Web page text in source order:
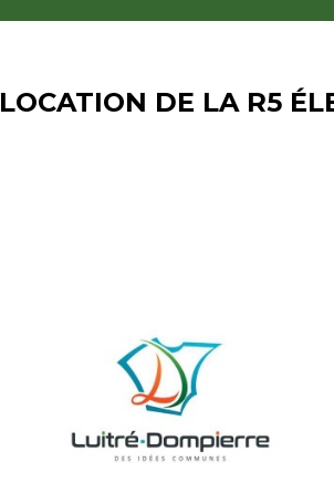
LOCATION DE LA R5